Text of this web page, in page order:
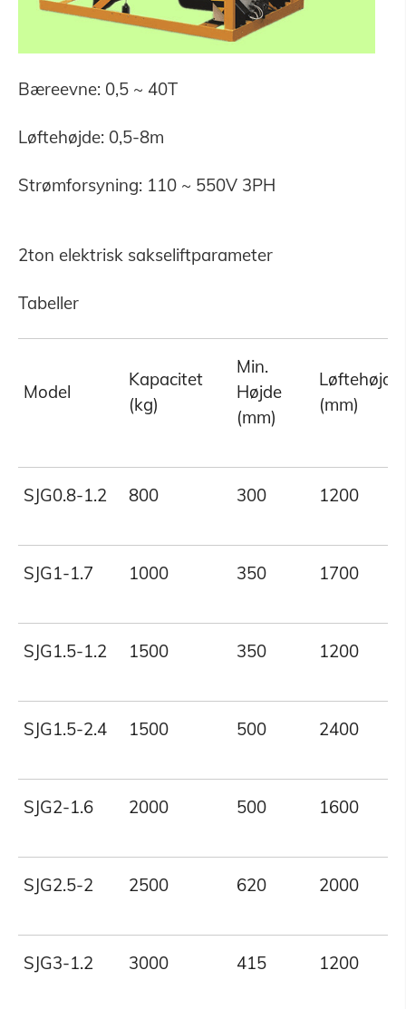
Bæreevne: 0,5 ~ 40T
Løftehøjde: 0,5-8m
Strømforsyning: 110 ~ 550V 3PH
2ton elektrisk sakseliftparameter
Tabeller
Model
Kapacitet
(kg)
Min.
Højde
(mm)
Løftehøjde
(mm)
SJG0.8-1.2 800 300 1200
SJG1-1.7 1000 350 1700
SJG1.5-1.2 1500 350 1200
SJG1.5-2.4 1500 500 2400
SJG2-1.6 2000 500 1600
SJG2.5-2 2500 620 2000
SJG3-1.2 3000 415 1200